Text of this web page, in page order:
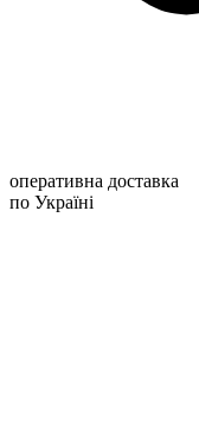
оперативна доставка
по Україні